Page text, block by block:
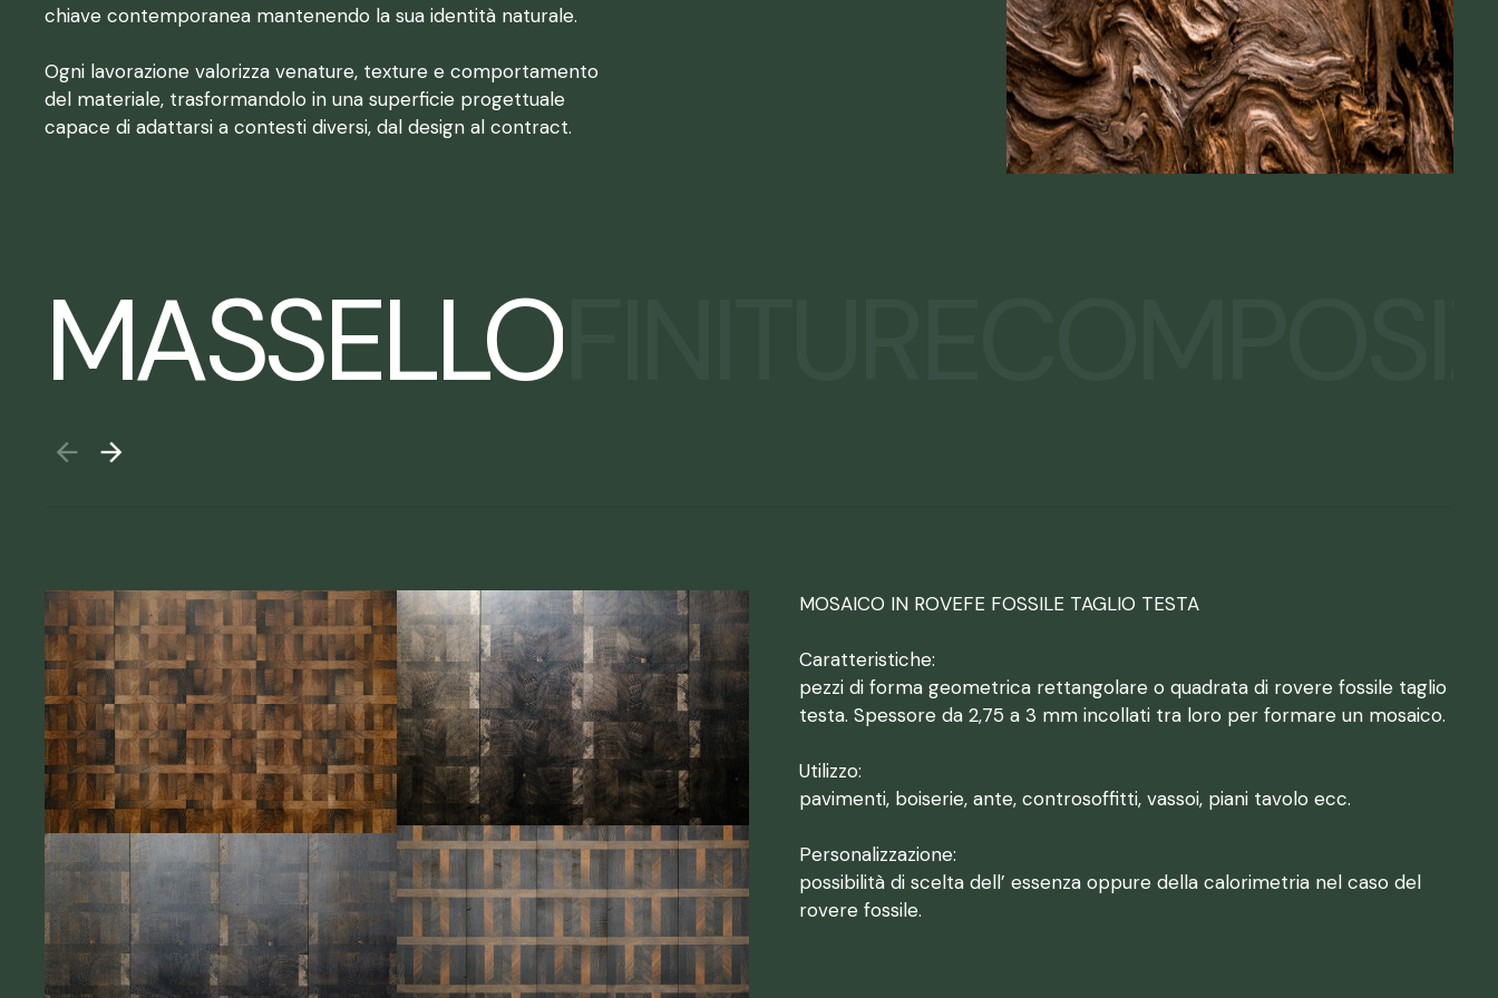
chiave contemporanea mantenendo la sua identità naturale.
Ogni lavorazione valorizza venature, texture e comportamento
del materiale, trasformandolo in una superficie progettuale
capace di adattarsi a contesti diversi, dal design al contract.
MASSELLO
arrow_back arrow_forward
MOSAICO IN ROVEFE FOSSILE TAGLIO TESTA
Caratteristiche:
pezzi di forma geometrica rettangolare o quadrata di rovere fossile taglio
testa. Spessore da 2,75 a 3 mm incollati tra loro per formare un mosaico.
Utilizzo:
pavimenti, boiserie, ante, controsoffitti, vassoi, piani tavolo ecc.
Personalizzazione:
possibilità di scelta dell’ essenza oppure della calorimetria nel caso del
rovere fossile.